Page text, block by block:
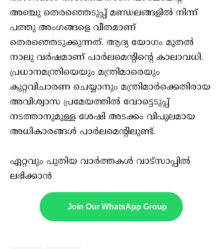
അഞ്ചു തെരഞ്ഞെടുപ്പ് മണ്ഡലങ്ങളിൽ നിന്ന്
പത്തു അംഗങ്ങളെ വീതമാണ്
തെരഞ്ഞെടുക്കുന്നത്. ആദ്യ യോഗം മുതൽ
നാലു വർഷമാണ് പാർലമെന്റിന്റെ കാലാവധി.
പ്രധാനമന്ത്രിയെയും മന്ത്രിമാരെയും
കുറ്റവിചാരണ ചെയ്യാനും മന്ത്രിമാർക്കെതിരായ
അവിശ്വാസ പ്രമേയത്തിൽ വോട്ടെടുപ്പ്
നടത്താനുമുള്ള ശേഷി അടക്കം വിപുലമായ
അധികാരങ്ങൾ പാർലമെന്റിലുണ്ട്.
ഏറ്റവും പുതിയ വാർത്തകൾ വാട്സാപ്പിൽ
ലഭിക്കാൻ
Join Our WhatsApp Group